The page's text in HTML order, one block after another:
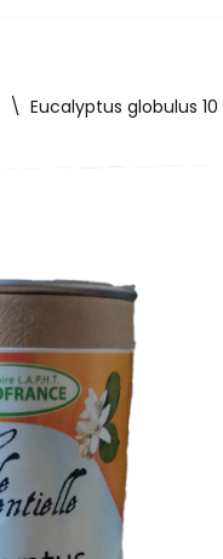
\ Eucalyptus globulus